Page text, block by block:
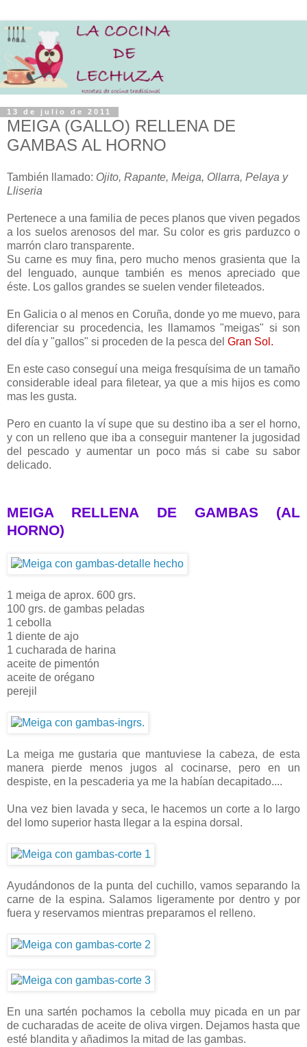
13 de julio de 2011
MEIGA (GALLO) RELLENA DE
GAMBAS AL HORNO
También llamado: Ojito, Rapante, Meiga, Ollarra, Pelaya y
Lliseria
Pertenece a una familia de peces planos que viven pegados
a los suelos arenosos del mar. Su color es gris parduzco o
marrón claro transparente.
Su carne es muy fina, pero mucho menos grasienta que la
del lenguado, aunque también es menos apreciado que
éste. Los gallos grandes se suelen vender fileteados.
En Galicia o al menos en Coruña, donde yo me muevo, para
diferenciar su procedencia, les llamamos "meigas" si son
del día y "gallos" si proceden de la pesca del Gran Sol.
En este caso conseguí una meiga fresquísima de un tamaño
considerable ideal para filetear, ya que a mis hijos es como
mas les gusta.
Pero en cuanto la ví supe que su destino iba a ser el horno,
y con un relleno que iba a conseguir mantener la jugosidad
del pescado y aumentar un poco más si cabe su sabor
delicado.
MEIGA RELLENA DE GAMBAS (AL
HORNO)
1 meiga de aprox. 600 grs.
100 grs. de gambas peladas
1 cebolla
1 diente de ajo
1 cucharada de harina
aceite de pimentón
aceite de orégano
perejil
La meiga me gustaria que mantuviese la cabeza, de esta
manera pierde menos jugos al cocinarse, pero en un
despiste, en la pescaderia ya me la habían decapitado....
Una vez bien lavada y seca, le hacemos un corte a lo largo
del lomo superior hasta llegar a la espina dorsal.
Ayudándonos de la punta del cuchillo, vamos separando la
carne de la espina. Salamos ligeramente por dentro y por
fuera y reservamos mientras preparamos el relleno.
En una sartén pochamos la cebolla muy picada en un par
de cucharadas de aceite de oliva virgen. Dejamos hasta que
esté blandita y añadimos la mitad de las gambas.